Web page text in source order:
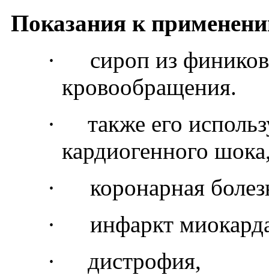
Показания к
·
сироп из
кровообращения.
·
также его
кардиогенного
·
коронарная
·
инфаркт
·
дистрофия,